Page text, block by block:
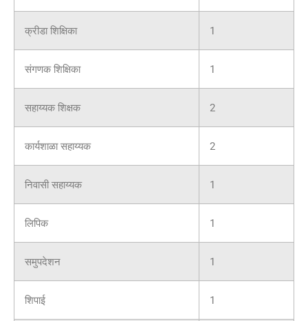
क्रीडा शिक्षिका 1
संगणक शिक्षिका 1
सहाय्यक शिक्षक 2
कार्यशाळा सहाय्यक 2
निवासी सहाय्यक 1
लिपिक 1
समुपदेशन 1
शिपाई 1